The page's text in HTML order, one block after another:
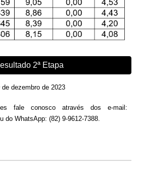
2ª Etapa
de dezembro de 2023
fale conosco através dos e-mail:
do WhatsApp: (82) 9-9612-7388.